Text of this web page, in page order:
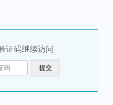
证码继续访问